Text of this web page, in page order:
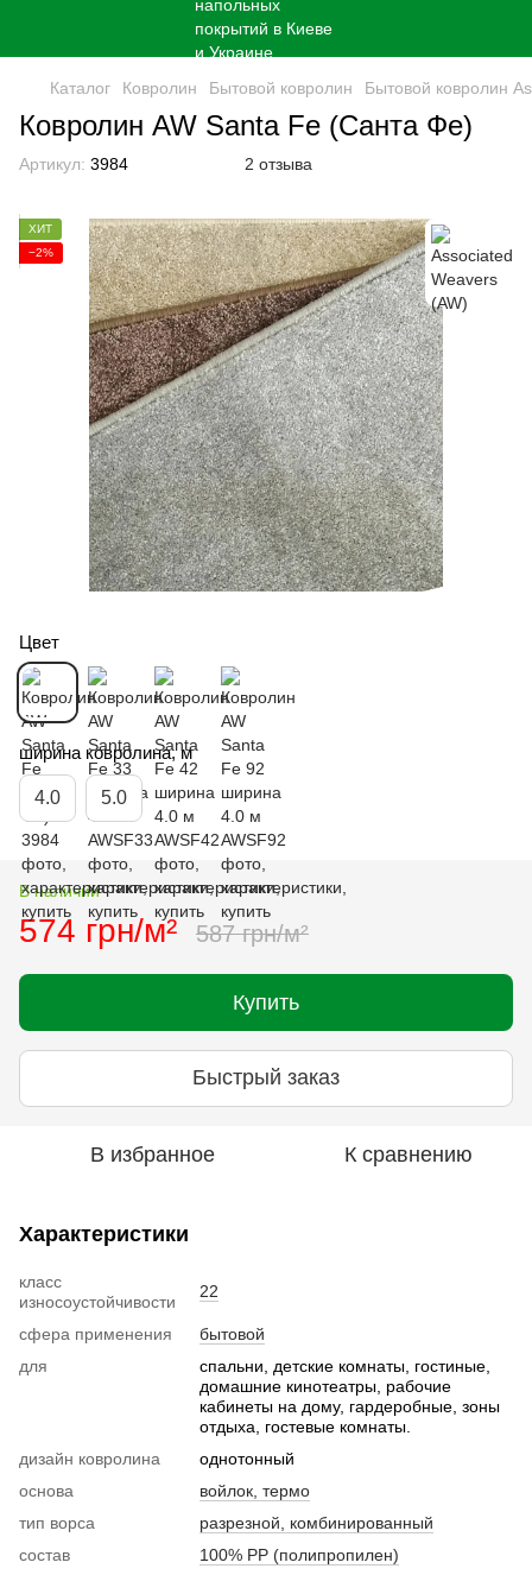
Каталог Кoврoлин Бытовой ковролин Бытовой ковролин
Ковролин AW Santa Fe (Санта Фе)
Артикул: 3984 2 отзыва
ХИТ
−2%
Цвет
ширина ковролина, м
4.0 5.0
В наличии
574 грн/м² 587 грн/м²
Купить
Быстрый заказ
В избранное К сравнению
Характеристики
класс
износоустойчивости
22
сфера применения
бытовой
для
спальни, детские комнаты, гостиные,
домашние кинотеатры, рабочие
кабинеты на дому, гардеробные, зоны
отдыха, гостевые комнаты.
дизайн ковролина
однотонный
основа
войлок, термо
тип ворса
разрезной, комбинированный
состав
100% РР (полипропилен)